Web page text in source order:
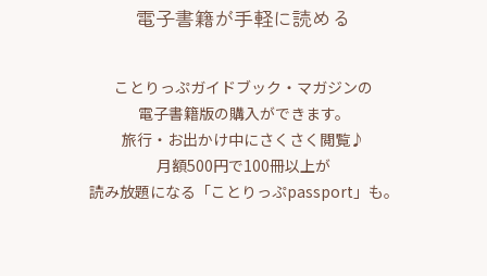
電子書籍が手軽に読める
ことりっぷガイドブック・マガジンの
電子書籍版の購入ができます。
旅行・お出かけ中にさくさく閲覧♪
月額500円で100冊以上が
読み放題になる「ことりっぷpassport」も。